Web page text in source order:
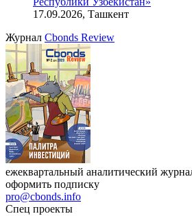
17.09.2026, Ташкент
Журнал Cbonds Review
ежеквартальный аналитический
оформить подписку
pro@cbonds.info
Спец проекты